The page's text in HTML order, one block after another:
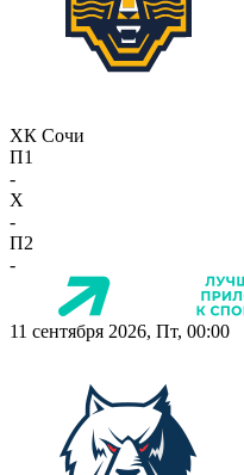
ХК Сочи
П1
-
X
-
П2
-
11 сентября 2026, Пт, 00:00